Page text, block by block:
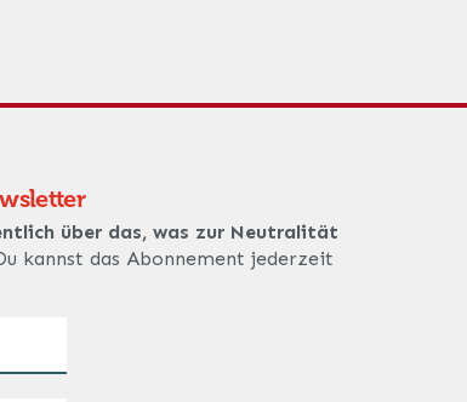
über das, was zur Neutralität
kannst das Abonnement jederzeit